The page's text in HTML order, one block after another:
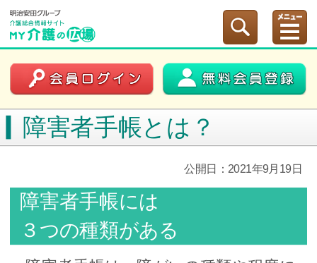
障害者手帳とは？
公開日：2021年9月19日
障害者手帳には
３つの種類がある